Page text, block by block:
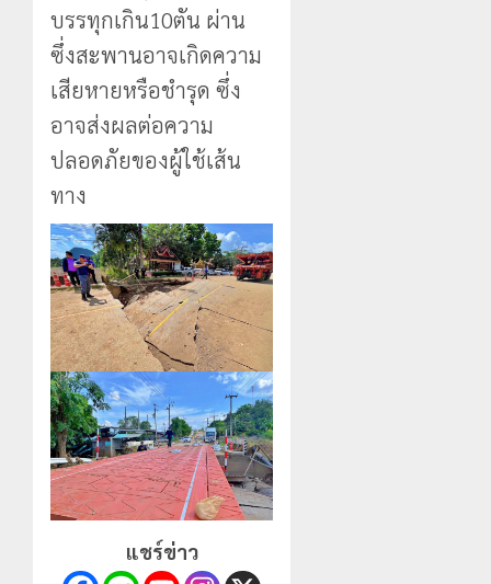
บรรทุกเกิน10ตัน ผ่าน
ซึ่งสะพานอาจเกิดความ
เสียหายหรือชำรุด ซึ่ง
อาจส่งผลต่อความ
ปลอดภัยของผู้ใช้เส้น
ทาง
แชร์ข่าว